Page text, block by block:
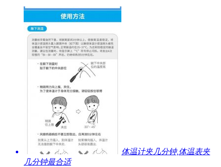
​体温计夹几分钟,体温表夹
几分钟最合适